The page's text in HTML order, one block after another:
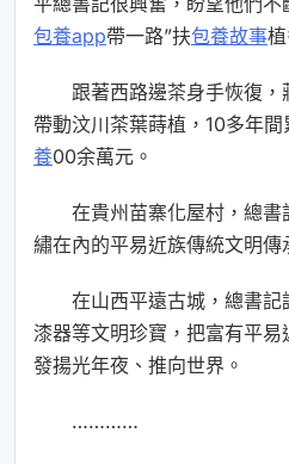
包養app帶一路”扶包養故事
跟著西路邊茶身手恢復，
帶動汶川茶葉蒔植，10多年
養00余萬元。
在貴州苗寨化屋村，總
繡在內的平易近族傳統文明傳
在山西平遠古城，總書記
漆器等文明珍寶，把富有平
發揚光年夜、推向世界。
…………